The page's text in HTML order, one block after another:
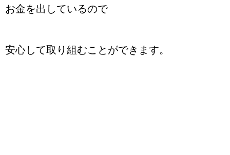
お金を出しているので
安心して取り組むことができます。